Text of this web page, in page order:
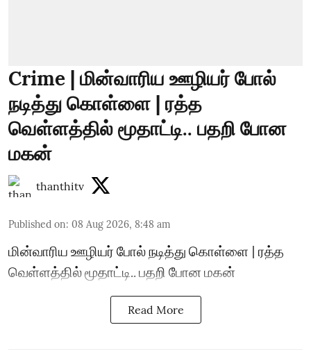
Crime | மின்வாரிய ஊழியர் போல்
நடித்து கொள்ளை | ரத்த
வெள்ளத்தில் மூதாட்டி.. பதறி போன
மகன்
thanthitv
Published on: 08 Aug 2026, 8:48 am
மின்வாரிய ஊழியர் போல் நடித்து கொள்ளை | ரத்த
வெள்ளத்தில் மூதாட்டி.. பதறி போன மகன்
Read More